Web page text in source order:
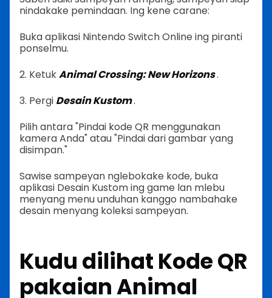
nindakake pemindaan. Ing kene carane:
Buka aplikasi Nintendo Switch Online ing piranti
ponselmu.
2. KetukAnimal Crossing: New Horizons.
3. Pergi Desain Kustom.
Pilih antara "Pindai kode QR menggunakan
kamera Anda" atau "Pindai dari gambar yang
disimpan."
Sawise sampeyan nglebokake kode, buka
aplikasi Desain Kustom ing game lan mlebu
menyang menu unduhan kanggo nambahake
desain menyang koleksi sampeyan.
Kudu dilihat Kode QR
pakaian Animal